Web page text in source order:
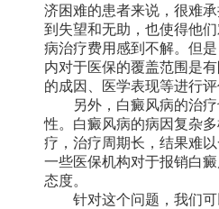
济困难的患者来说，很难
到失望和无助，也使得他
病治疗费用感到不解。但
内对于医保的覆盖范围是
的成因、医学表现等进行评
另外，白癜风病的治疗
性。白癜风病的病因复杂
疗，治疗周期长，结果难
一些医保机构对于报销白
态度。
针对这个问题，我们可